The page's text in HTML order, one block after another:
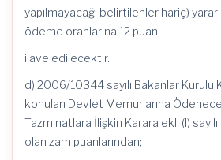
yapılmayacağı belirtilenler hariç)
ödeme oranlarına 12 puan,
ilave edilecektir.
d) 2006/10344 sayılı Bakanlar Kurulu
konulan Devlet Memurlarına
Tazminatlara İlişkin Karara ekli (I)
olan zam puanlarından;